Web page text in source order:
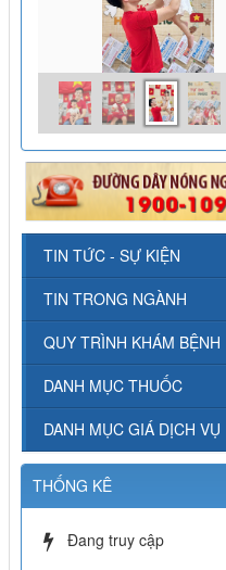
TIN TỨC - SỰ KIỆN
TIN TRONG NGÀNH
QUY TRÌNH KHÁM BỆNH
DANH MỤC THUỐC
DANH MỤC GIÁ DỊCH VỤ
THỐNG KÊ
Đang truy cập